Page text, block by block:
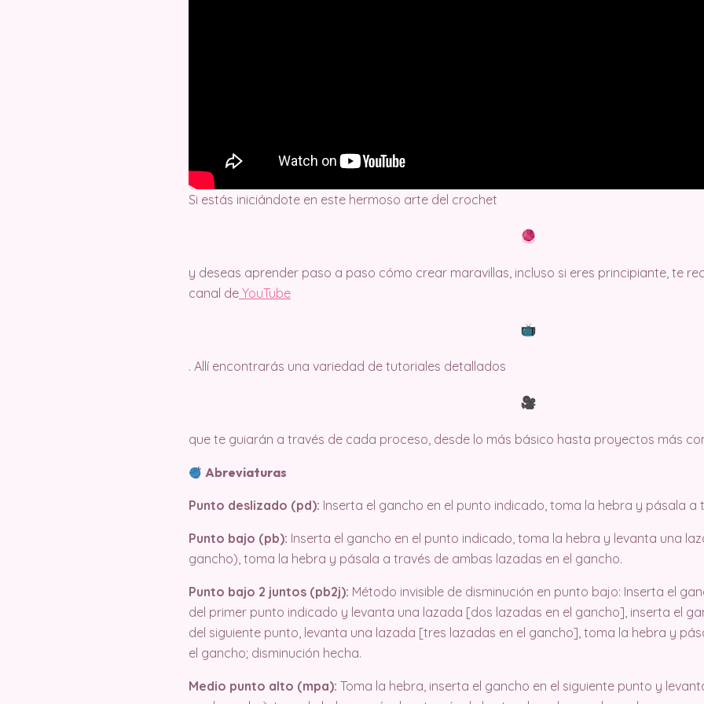
Si estás iniciándote en este hermoso arte del crochet
y deseas aprender paso a paso cómo crear maravillas, incluso si eres principiante, te
canal de YouTube
. Allí encontrarás una variedad de tutoriales detallados
que te guiarán a través de cada proceso, desde lo más básico hasta proyectos más
Abreviaturas
Punto deslizado (pd): Inserta el gancho en el punto indicado, toma la hebra y pásala a
Punto bajo (pb): Inserta el gancho en el punto indicado, toma la hebra y levanta una
gancho), toma la hebra y pásala a través de ambas lazadas en el gancho.
Punto bajo 2 juntos (pb2j): Método invisible de disminución en punto bajo: Inserta el
del primer punto indicado y levanta una lazada [dos lazadas en el gancho], inserta el
del siguiente punto, levanta una lazada [tres lazadas en el gancho], toma la hebra y
el gancho; disminución hecha.
Medio punto alto (mpa): Toma la hebra, inserta el gancho en el siguiente punto y